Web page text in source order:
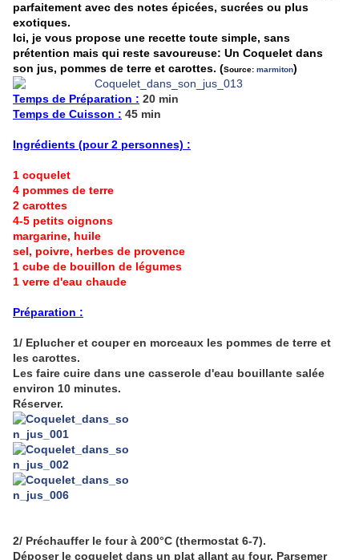
parfaitement avec des notes épicées, sucrées ou plus
exotiques.
Ici, je vous propose une recette toute simple, sans
prétention mais qui reste savoureuse: Un Coquelet dans
son jus, pommes de terre et carottes. (Source: marmiton)
Temps de Préparation : 20 min
Temps de Cuisson : 45 min
Ingrédients (pour 2 personnes) :
1 coquelet
4 pommes de terre
2 carottes
4-5 petits oignons
margarine, huile
sel, poivre, herbes de provence
1 cube de bouillon de légumes
1 verre d'eau chaude
Préparation :
1/ Eplucher et couper en morceaux les pommes de terre et
les carottes.
Les faire cuire dans une casserole d'eau bouillante salée
environ 10 minutes.
Réserver.
2/ Préchauffer le four à 200°C (thermostat 6-7).
Déposer le coquelet dans un plat allant au four. Parsemer